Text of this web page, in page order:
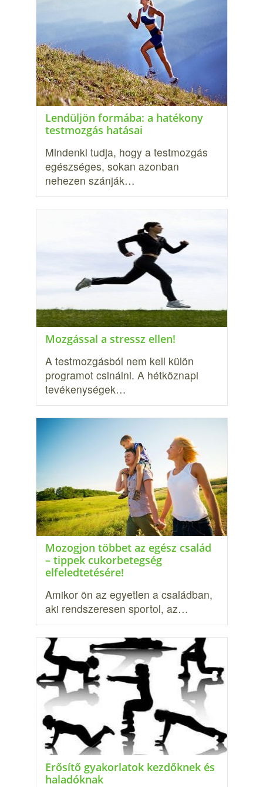
Lendüljön formába: a hatékony
testmozgás hatásai
Mindenki tudja, hogy a testmozgás
egészséges, sokan azonban
nehezen szánják…
Mozgással a stressz ellen!
A testmozgásból nem kell külön
programot csinálni. A hétköznapi
tevékenységek…
Mozogjon többet az egész család
– tippek cukorbetegség
elfeledtetésére!
Amikor ön az egyetlen a családban,
aki rendszeresen sportol, az…
Erősítő gyakorlatok kezdőknek és
haladóknak